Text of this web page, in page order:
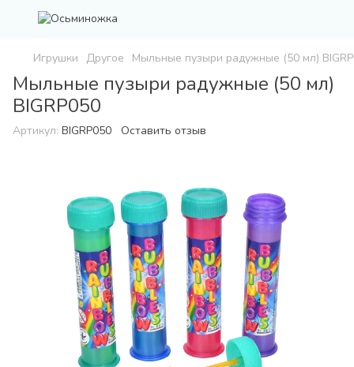
Игрушки Другое Мыльные пузыри радужные (50 мл)
Мыльные пузыри радужные (50 мл)
BIGRP050
Артикул: BIGRP050 Оставить отзыв